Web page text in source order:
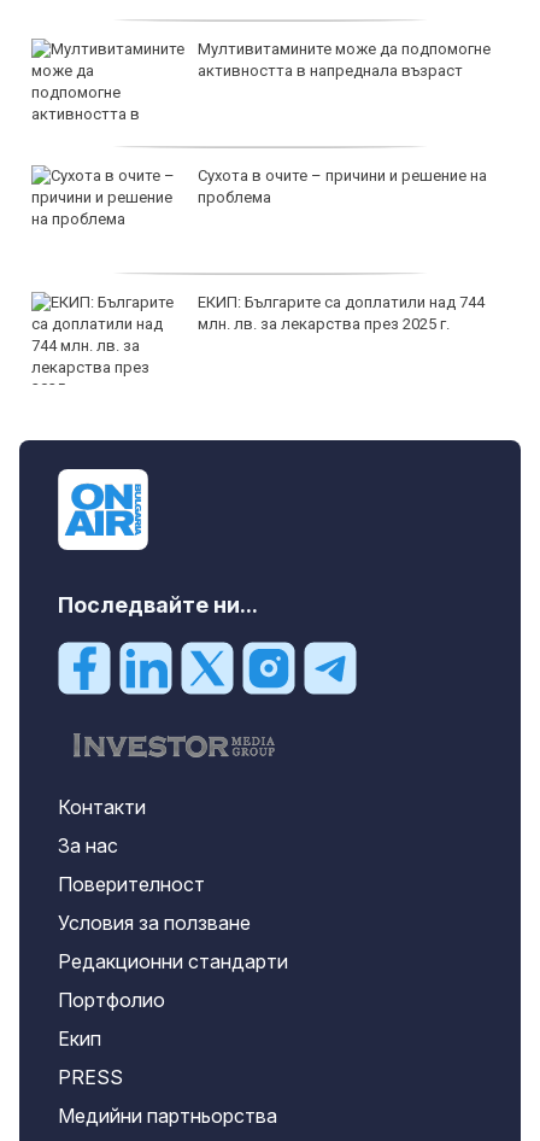
Мултивитамините може да подпомогне
активността в напреднала възраст
Сухота в очите – причини и решение на
проблема
ЕКИП: Българите са доплатили над 744
млн. лв. за лекарства през 2025 г.
Последвайте ни...
Контакти
За нас
Поверителност
Условия за ползване
Редакционни стандарти
Портфолио
Екип
PRESS
Медийни партньорства